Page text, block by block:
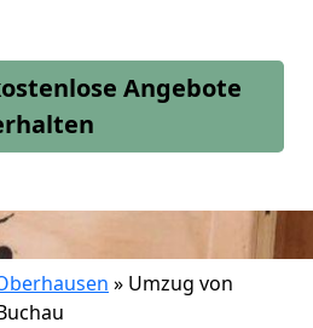
Angebote
» Umzug von